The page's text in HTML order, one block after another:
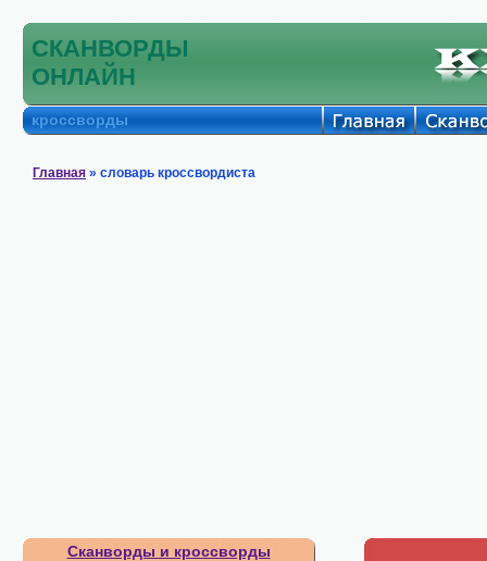
СКАНВОРДЫ
ОНЛАЙН
кроссворды
Главная » словарь кроссвордиста
Сканворды и кроссворды